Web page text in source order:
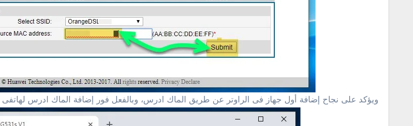
ويؤكد على نجاح إضافة أول جهاز فى الراوتر عن طريق الماك ادرس، وبالفعل فور إضافة الماك ادرس